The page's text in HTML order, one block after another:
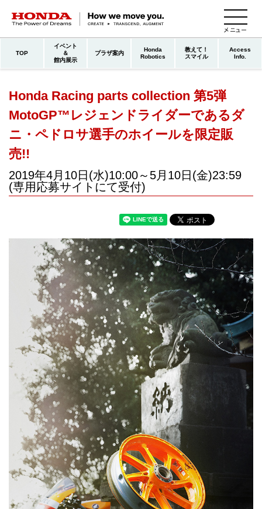
HONDA The Power of Dreams
TOP
イベント
＆
館内展示
プラザ案内
Honda
Robotics
教えて！
スマイル
Access
Info.
Honda Racing parts collection 第5弾
MotoGP™レジェンドライダーであるダ
ニ・ペドロサ選手のホイールを限定販
売!!
2019年4月10日(水)10:00～5月10日(金)23:59
(専用応募サイトにて受付)